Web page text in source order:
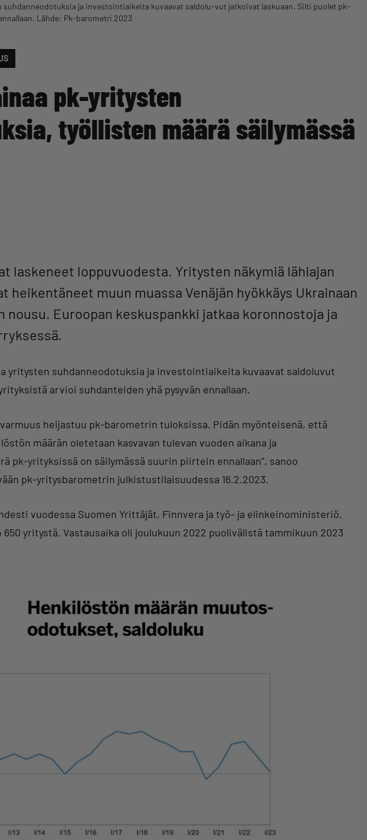
ja investointiaikeita kuvaavat saldolu-vut jatkoivat laskuaan. Silti puolet pk-
Lähde: Pk-barometri 2023
pk-yritysten
työllisten määrä säilymässä
laskeneet loppuvuodesta. Yritysten näkymiä lähiajan
heikentäneet muun muassa Venäjän hyökkäys Ukrainaan
nousu. Euroopan keskuspankki jatkaa koronnostoja ja
yritysten suhdanneodotuksia ja investointiaikeita kuvaavat saldoluvut
arvioi suhdanteiden yhä pysyvän ennallaan.
heijastuu pk-barometrin tuloksissa. Pidän myönteisenä, että
määrän oletetaan kasvavan tulevan vuoden aikana ja
pk-yrityksissä on säilymässä suurin piirtein ennallaan”, sanoo
pk-yritysbarometrin julkistustilaisuudessa 16.2.2023.
vuodessa Suomen Yrittäjät, Finnvera ja työ- ja elinkeinoministeriö.
650 yritystä. Vastausaika oli joulukuun 2022 puolivälistä tammikuun 2023